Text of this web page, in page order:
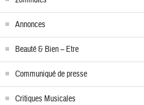
Annonces
Beauté & Bien – Etre
Communiqué de presse
Critiques Musicales